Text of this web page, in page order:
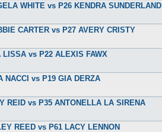
WHITE vs P26 KENDRA SUNDERLAND
CARTER vs P27 AVERY CRISTY
LISSA vs P22 ALEXIS FAWX
NACCI vs P19 GIA DERZA
REID vs P35 ANTONELLA LA SIRENA
REED vs P61 LACY LENNON